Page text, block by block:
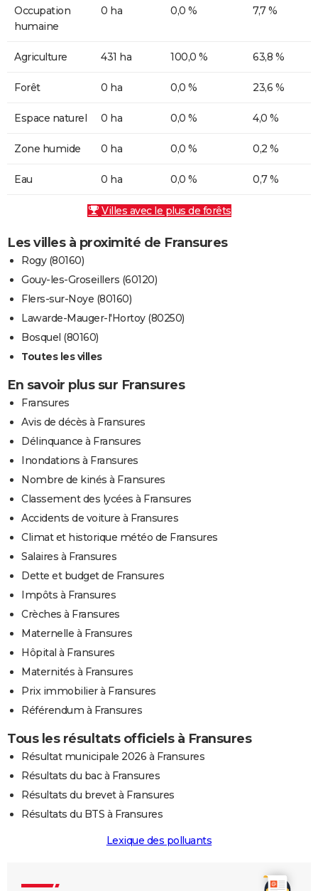
Occupation
humaine
0 ha 0,0 % 7,7 %
Agriculture 431 ha 100,0 % 63,8 %
Forêt 0 ha 0,0 % 23,6 %
Espace naturel 0 ha 0,0 % 4,0 %
Zone humide 0 ha 0,0 % 0,2 %
Eau 0 ha 0,0 % 0,7 %
Villes avec le plus de forêts
Les villes à proximité de Fransures
Rogy (80160)
Gouy-les-Groseillers (60120)
Flers-sur-Noye (80160)
Lawarde-Mauger-l'Hortoy (80250)
Bosquel (80160)
Toutes les villes
En savoir plus sur Fransures
Fransures
Avis de décès à Fransures
Délinquance à Fransures
Inondations à Fransures
Nombre de kinés à Fransures
Classement des lycées à Fransures
Accidents de voiture à Fransures
Climat et historique météo de Fransures
Salaires à Fransures
Dette et budget de Fransures
Impôts à Fransures
Crèches à Fransures
Maternelle à Fransures
Hôpital à Fransures
Maternités à Fransures
Prix immobilier à Fransures
Référendum à Fransures
Tous les résultats officiels à Fransures
Résultat municipale 2026 à Fransures
Résultats du bac à Fransures
Résultats du brevet à Fransures
Résultats du BTS à Fransures
Lexique des polluants